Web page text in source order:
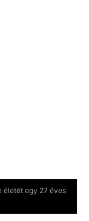
életét egy 27 éves